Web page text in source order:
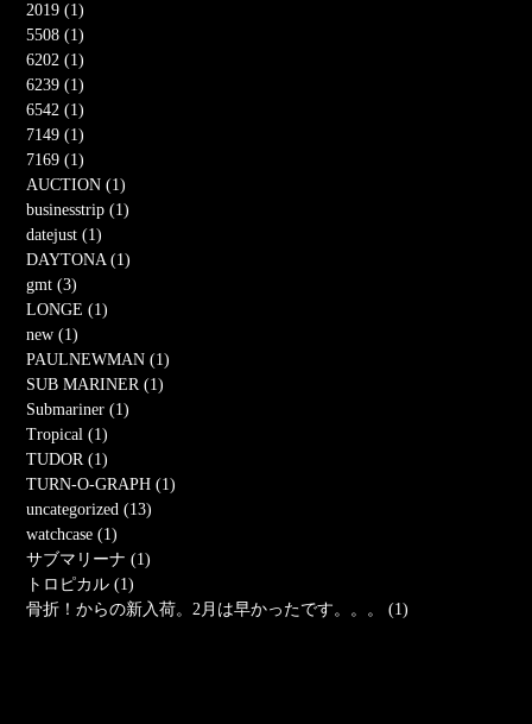
2019 (1)
5508 (1)
6202 (1)
6239 (1)
6542 (1)
7149 (1)
7169 (1)
AUCTION (1)
businesstrip (1)
datejust (1)
DAYTONA (1)
gmt (3)
LONGE (1)
new (1)
PAULNEWMAN (1)
SUB MARINER (1)
Submariner (1)
Tropical (1)
TUDOR (1)
TURN-O-GRAPH (1)
uncategorized (13)
watchcase (1)
サブマリーナ (1)
トロピカル (1)
骨折！からの新入荷。2月は早かったです。。。 (1)